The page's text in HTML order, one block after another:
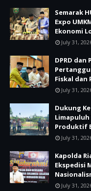
Semarak
Expo
Ekonomi
July 31,
DPRD dan
Fiskal dan
July 31,
Dukung
Limapuluh
Produktif
July 31,
Kapolda
Ekspedisi
July 31,